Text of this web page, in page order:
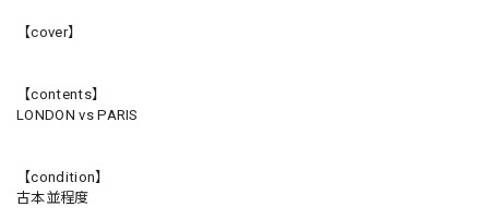
【cover】
【contents】
LONDON vs PARIS
【condition】
古本並程度